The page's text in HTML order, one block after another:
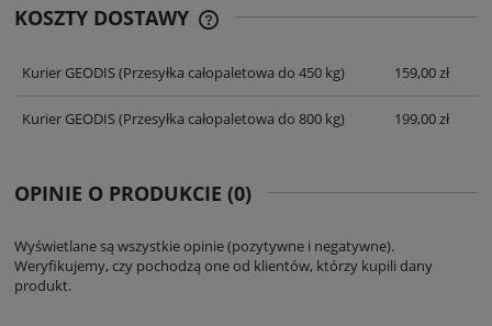
KOSZTY DOSTAWY
Kurier GEODIS(Przesyłka całopaletowa do 450 kg) 159,00 zł
Kurier GEODIS(Przesyłka całopaletowa do 800 kg) 199,00 zł
OPINIE O PRODUKCIE (0)
Wyświetlane są wszystkie opinie (pozytywne i negatywne).
Weryfikujemy, czy pochodzą one od klientów, którzy kupili dany
produkt.